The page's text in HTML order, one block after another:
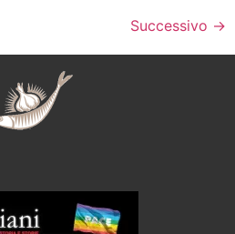
Successivo →